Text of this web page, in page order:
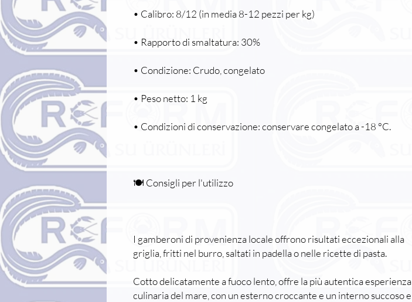
• Calibro: 8/12 (in media 8-12 pezzi per kg)
• Rapporto di smaltatura: 30%
• Condizione: Crudo, congelato
• Peso netto: 1 kg
• Condizioni di conservazione: conservare congelato a -18 °C.
🍽️ Consigli per l'utilizzo
I gamberoni di provenienza locale offrono risultati eccezionali alla
griglia, fritti nel burro, saltati in padella o nelle ricette di pasta.
Cotto delicatamente a fuoco lento, offre la più autentica esperienza
culinaria del mare, con un esterno croccante e un interno succoso e